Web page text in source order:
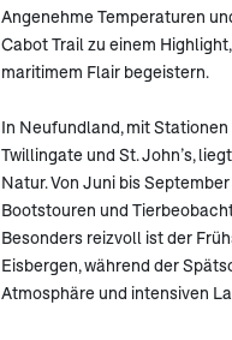
Angenehme Temperaturen
Cabot Trail zu einem
maritimem Flair begeistern.
In Neufundland, mit
Twillingate und St. John’s,
Natur. Von Juni bis
Bootstouren und
Besonders reizvoll ist der
Eisbergen, während der
Atmosphäre und intensiven